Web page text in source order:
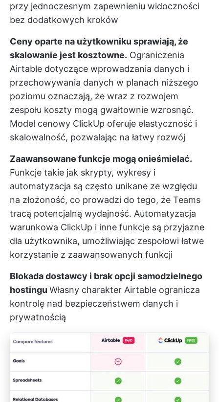
przy jednoczesnym zapewnieniu widoczności
bez dodatkowych kroków
Ceny oparte na użytkowniku sprawiają, że
skalowanie jest kosztowne. Ograniczenia
Airtable dotyczące wprowadzania danych i
przechowywania danych w planach niższego
poziomu oznaczają, że wraz z rozwojem
zespołu koszty mogą gwałtownie wzrosnąć.
Model cenowy ClickUp oferuje elastyczność i
skalowalność, pozwalając na łatwy rozwój
Zaawansowane funkcje mogą onieśmielać.
Funkcje takie jak skrypty, wykresy i
automatyzacja są często unikane ze względu
na złożoność, co prowadzi do tego, że Teams
tracą potencjalną wydajność. Automatyzacja
warunkowa ClickUp i inne funkcje są przyjazne
dla użytkownika, umożliwiając zespołowi łatwe
korzystanie z zaawansowanych funkcji
Blokada dostawcy i brak opcji samodzielnego
hostingu Własny charakter Airtable ogranicza
kontrolę nad bezpieczeństwem danych i
prywatnością